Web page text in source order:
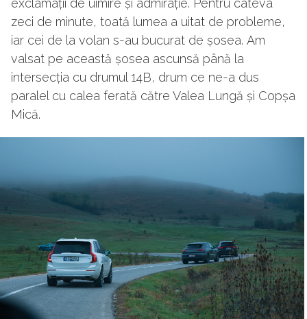
exclamații de uimire și admirație. Pentru câteva
zeci de minute, toată lumea a uitat de probleme,
iar cei de la volan s-au bucurat de șosea. Am
valsat pe această șosea ascunsă până la
intersecția cu drumul 14B, drum ce ne-a dus
paralel cu calea ferată către Valea Lungă și Copșa
Mică.